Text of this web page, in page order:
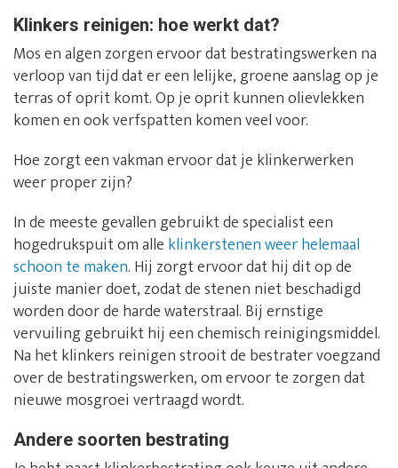
Klinkers reinigen: hoe werkt dat?
Mos en algen zorgen ervoor dat bestratingswerken na
verloop van tijd dat er een lelijke, groene aanslag op je
terras of oprit komt. Op je oprit kunnen olievlekken
komen en ook verfspatten komen veel voor.
Hoe zorgt een vakman ervoor dat je klinkerwerken
weer proper zijn?
In de meeste gevallen gebruikt de specialist een
hogedrukspuit om alle klinkerstenen weer helemaal
schoon te maken. Hij zorgt ervoor dat hij dit op de
juiste manier doet, zodat de stenen niet beschadigd
worden door de harde waterstraal. Bij ernstige
vervuiling gebruikt hij een chemisch reinigingsmiddel.
Na het klinkers reinigen strooit de bestrater voegzand
over de bestratingswerken, om ervoor te zorgen dat
nieuwe mosgroei vertraagd wordt.
Andere soorten bestrating